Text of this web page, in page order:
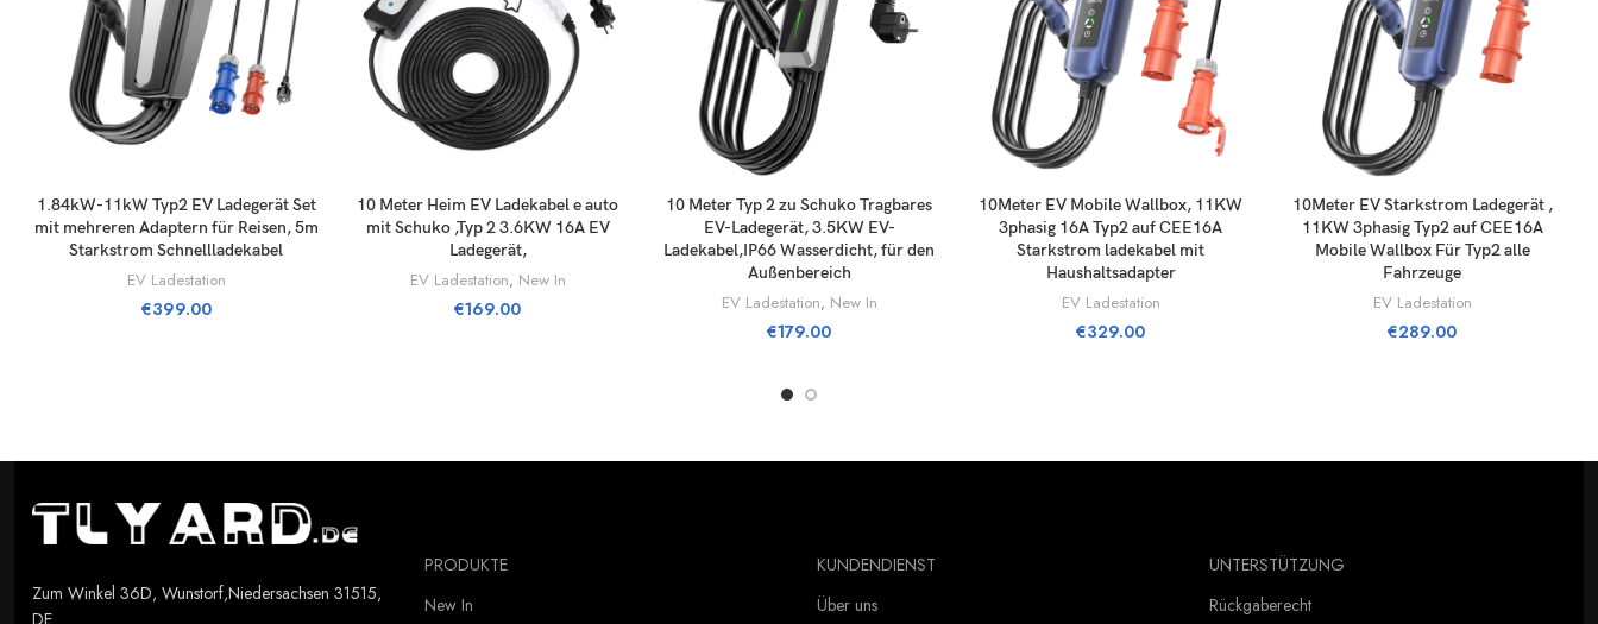
LÄGG TILL I VARUKORG
1.84kW-11kW Typ2 EV Ladegerät Set
mit mehreren Adaptern für Reisen, 5m
Starkstrom Schnellladekabel
EV Ladestation
€399.00
LÄGG TILL I VARUKORG
10 Meter Heim EV Ladekabel e auto
mit Schuko ,Typ 2 3.6KW 16A EV
Ladegerät,
EV Ladestation, New In
€169.00
LÄGG TILL I VARUKORG
10 Meter Typ 2 zu Schuko Tragbares
EV-Ladegerät, 3.5KW EV-
Ladekabel,IP66 Wasserdicht, für den
Außenbereich
EV Ladestation, New In
€179.00
LÄGG TILL I VARUKORG
10Meter EV Mobile Wallbox, 11KW
3phasig 16A Typ2 auf CEE16A
Starkstrom ladekabel mit
Haushaltsadapter
EV Ladestation
€329.00
LÄGG TILL I VARUKORG
10Meter EV Starkstrom Ladegerät ,
11KW 3phasig Typ2 auf CEE16A
Mobile Wallbox Für Typ2 alle
Fahrzeuge
EV Ladestation
€289.00
Zum Winkel 36D, Wunstorf,Niedersachsen 31515,
PRODUKTE
New In
KUNDENDIENST
Über uns
UNTERSTÜTZUNG
Rückgaberecht